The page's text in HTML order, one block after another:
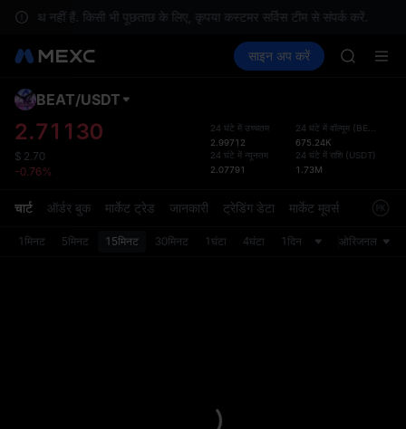
नहीं हैं. किसी भी पूछताछ के लिए, कृपया कस्टमर सर्विस टीम से संपर्क करें.
स्पॉट फ़्यूचर्स SPCX कमाएँ
साइन अप करें
SKYAI
AAOI
SKYAI
को
BEAT/USDT
2.71130
$ 2.70
-0.76%
24 घंटे में उच्चतम
2.99712
24 घंटे में न्यूनतम
2.07791
24 घंटे में वॉल्यूम (BEAT
675.24K
24 घंटे में राशि (USDT)
1.73M
चार्ट ऑर्डर बुक मार्केट ट्रेड जानकारी ट्रेडिंग डेटा मार्केट मूवर्स
1मिनट 5मिनट 15मिनट 30मिनट 1घंटा 4घंटा 1दिन ओरिजनल